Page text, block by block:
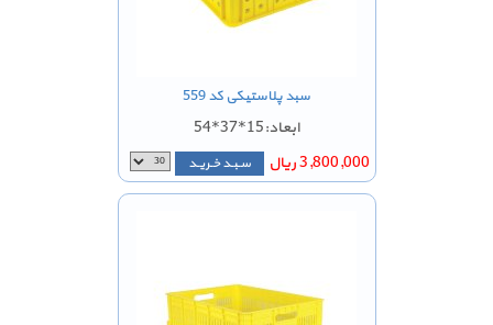
سبد پلاستیکی کد 559
ابعاد:15*37*54
3,800,000 ریال
سـبـد خـریـد